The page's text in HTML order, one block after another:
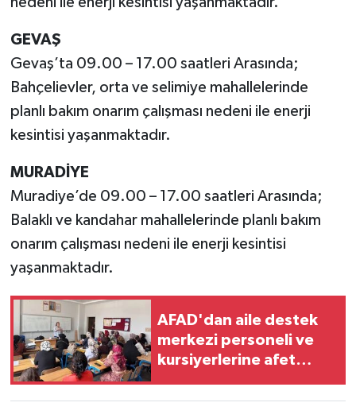
GEVAŞ
Gevaş’ta 09.00 – 17.00 saatleri Arasında;
Bahçelievler, orta ve selimiye mahallelerinde
planlı bakım onarım çalışması nedeni ile enerji
kesintisi yaşanmaktadır.
MURADİYE
Muradiye’de 09.00 – 17.00 saatleri Arasında;
Balaklı ve kandahar mahallelerinde planlı bakım
onarım çalışması nedeni ile enerji kesintisi
yaşanmaktadır.
AFAD'dan aile destek
merkezi personeli ve
kursiyerlerine afet